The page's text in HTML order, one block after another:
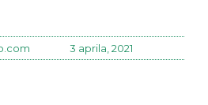
3 aprila, 2021